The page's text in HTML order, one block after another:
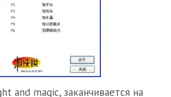
and magic, заканчивается на